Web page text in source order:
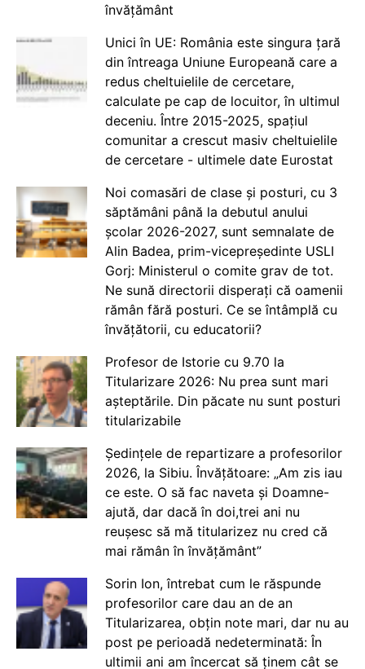
învățământ
Unici în UE: România este singura țară
din întreaga Uniune Europeană care a
redus cheltuielile de cercetare,
calculate pe cap de locuitor, în ultimul
deceniu. Între 2015-2025, spațiul
comunitar a crescut masiv cheltuielile
de cercetare - ultimele date Eurostat
Noi comasări de clase și posturi, cu 3
săptămâni până la debutul anului
școlar 2026-2027, sunt semnalate de
Alin Badea, prim-vicepreședinte USLI
Gorj: Ministerul o comite grav de tot.
Ne sună directorii disperați că oamenii
rămân fără posturi. Ce se întâmplă cu
învățătorii, cu educatorii?
Profesor de Istorie cu 9.70 la
Titularizare 2026: Nu prea sunt mari
așteptările. Din păcate nu sunt posturi
titularizabile
Ședințele de repartizare a profesorilor
2026, la Sibiu. Învățătoare: „Am zis iau
ce este. O să fac naveta și Doamne-
ajută, dar dacă în doi,trei ani nu
reușesc să mă titularizez nu cred că
mai rămân în învățământ”
Sorin Ion, întrebat cum le răspunde
profesorilor care dau an de an
Titularizarea, obțin note mari, dar nu au
post pe perioadă nedeterminată: În
ultimii ani am încercat să ținem cât se